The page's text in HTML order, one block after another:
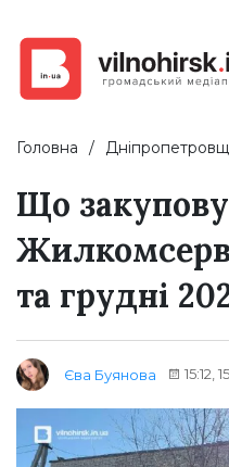
Головна
Що
та грудні
Єва Буянова 15:12,